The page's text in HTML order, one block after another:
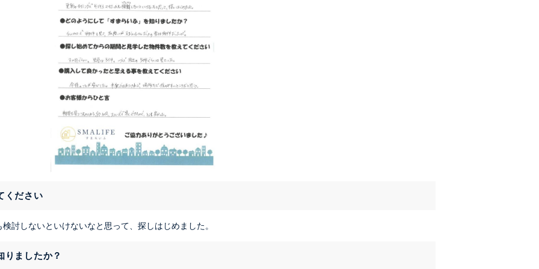
ください
討しないといけないなと思って、探しはじめました。
りましたか？